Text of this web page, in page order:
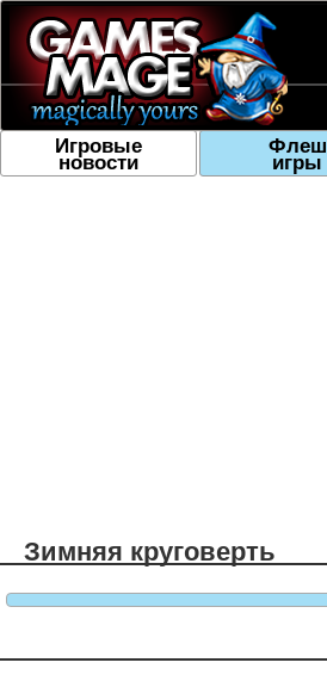
Игровые
новости
Флеш
игры
Зимняя круговерть